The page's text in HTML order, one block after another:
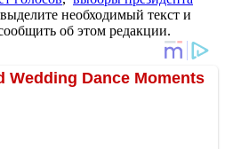
необходимый текст и
об этом редакции.